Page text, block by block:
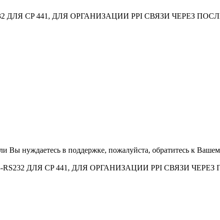
ДЛЯ CP 441, ДЛЯ ОРГАНИЗАЦИИ PPI СВЯЗИ ЧЕРЕЗ
Вы нуждаетесь в поддержке, пожалуйста, обратитесь к
ДЛЯ CP 441, ДЛЯ ОРГАНИЗАЦИИ PPI СВЯЗИ